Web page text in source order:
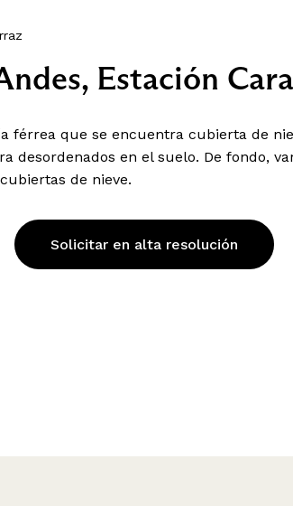
Estación
férrea que se encuentra cubierta de
desordenados en el suelo. De fondo,
de nieve.
Solicitar en alta resolución